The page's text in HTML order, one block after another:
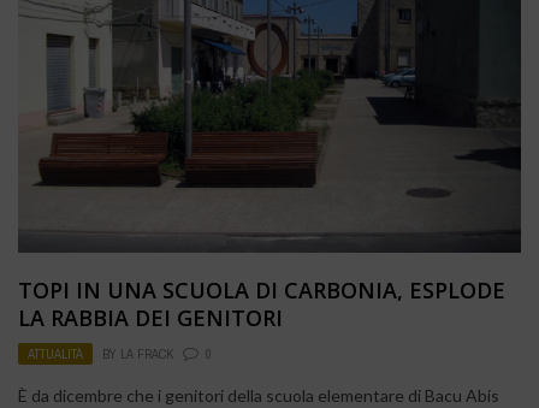
TOPI IN UNA SCUOLA DI CARBONIA, ESPLODE
LA RABBIA DEI GENITORI
ATTUALITÀ BY LA FRACK 0
È da dicembre che i genitori della scuola elementare di Bacu Abis